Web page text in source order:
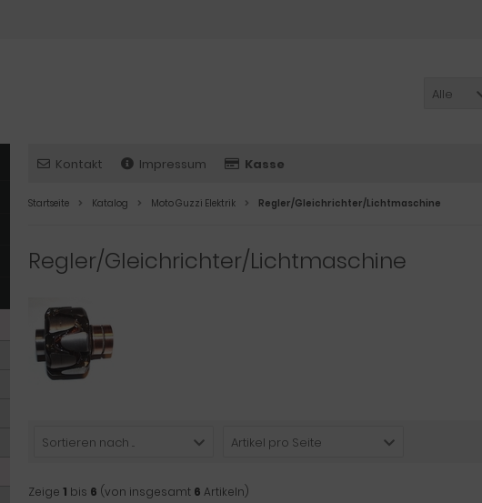
Alle
Kontakt Impressum Kasse
Startseite Katalog Moto Guzzi Elektrik Regler/Gleichrichter/Lichtmaschine
Regler/Gleichrichter/Lichtmaschine
Sortieren nach ... Artikel pro Seite
Zeige 1 bis 6 (von insgesamt 6 Artikeln)